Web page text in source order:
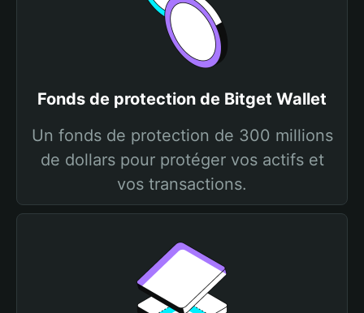
Fonds de protection de Bitget Wallet
Un fonds de protection de 300 millions
de dollars pour protéger vos actifs et
vos transactions.